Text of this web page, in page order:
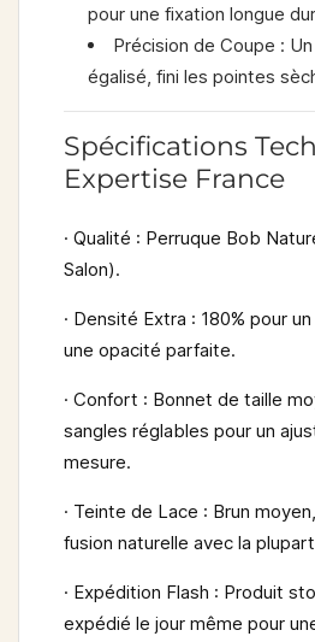
pour une fixation longue
Précision de Coupe :
égalisé, fini les pointes
Spécifications
Expertise France
· Qualité : Perruque Bob
Salon).
· Densité Extra : 180% pour
une opacité parfaite.
· Confort : Bonnet de taille
sangles réglables pour un
mesure.
· Teinte de Lace : Brun
fusion naturelle avec la
· Expédition Flash : Produit
expédié le jour même pour